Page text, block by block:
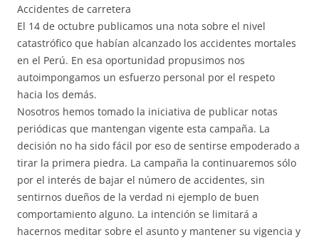
Accidentes de carretera
El 14 de octubre publicamos una nota sobre el nivel
catastrófico que habían alcanzado los accidentes mortales
en el Perú. En esa oportunidad propusimos nos
autoimpongamos un esfuerzo personal por el respeto
hacia los demás.
Nosotros hemos tomado la iniciativa de publicar notas
periódicas que mantengan vigente esta campaña. La
decisión no ha sido fácil por eso de sentirse empoderado a
tirar la primera piedra. La campaña la continuaremos sólo
por el interés de bajar el número de accidentes, sin
sentirnos dueños de la verdad ni ejemplo de buen
comportamiento alguno. La intención se limitará a
hacernos meditar sobre el asunto y mantener su vigencia y